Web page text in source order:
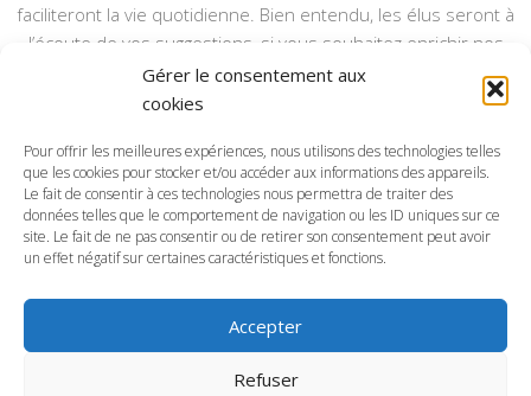
Gérer le consentement aux
cookies
Pour offrir les meilleures expériences, nous utilisons des technologies telles
que les cookies pour stocker et/ou accéder aux informations des appareils.
Le fait de consentir à ces technologies nous permettra de traiter des
données telles que le comportement de navigation ou les ID uniques sur ce
site. Le fait de ne pas consentir ou de retirer son consentement peut avoir
un effet négatif sur certaines caractéristiques et fonctions.
Accepter
Refuser
faciliteront la vie quotidienne. Bien entendu, les élus seront à
l’écoute de vos suggestions, si vous souhaitez enrichir nos
rubriques ou nos informations.
Ce type de communication vient en complément du bulletin
annuel, nous le ferons vivre et il sera actualisé pour mieux vous
informer.
Bonne visite à toutes et à tous.
Commune d'Anctoville-sur-Boscq © 2026. Tous droits